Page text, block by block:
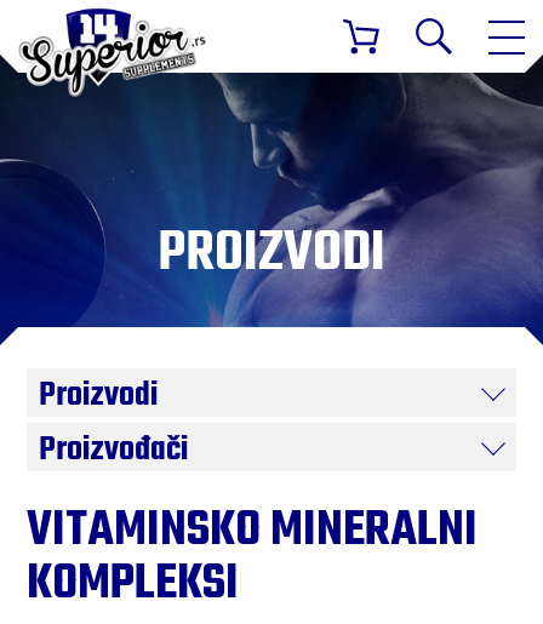
PROIZVODI
Proizvodi
Proizvođači
VITAMINSKO MINERALNI
KOMPLEKSI